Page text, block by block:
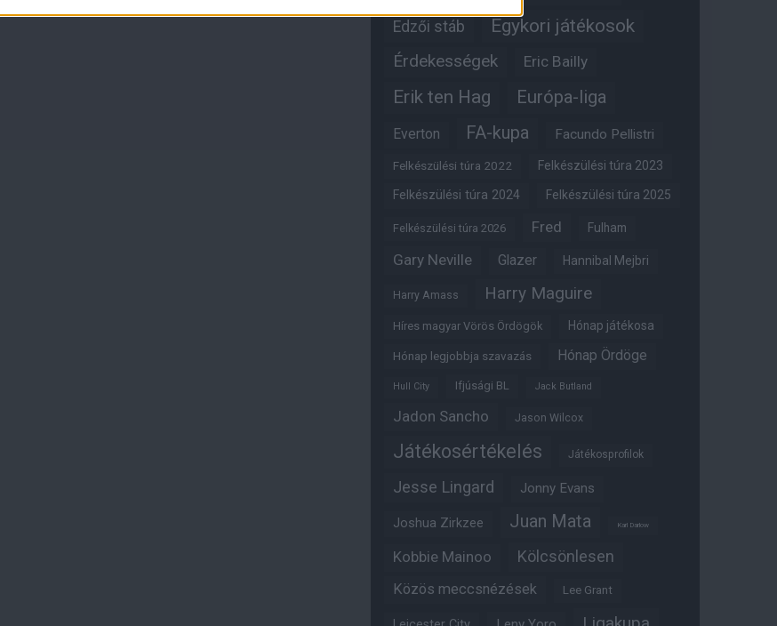
Edzői stáb Egykori játékosok
Érdekességek Eric Bailly
Erik ten Hag Európa-liga
Everton FA-kupa Facundo Pellistri
Felkészülési túra 2022 Felkészülési túra 2023
Felkészülési túra 2024 Felkészülési túra 2025
Felkészülési túra 2026 Fred Fulham
Gary Neville Glazer Hannibal Mejbri
Harry Amass Harry Maguire
Híres magyar Vörös Ördögök Hónap játékosa
Hónap legjobbja szavazás Hónap Ördöge
Hull City Ifjúsági BL Jack Butland
Jadon Sancho Jason Wilcox
Játékosértékelés Játékosprofilok
Jesse Lingard Jonny Evans
Joshua Zirkzee Juan Mata Karl Darlow
Kobbie Mainoo Kölcsönlesen
Közös meccsnézések Lee Grant